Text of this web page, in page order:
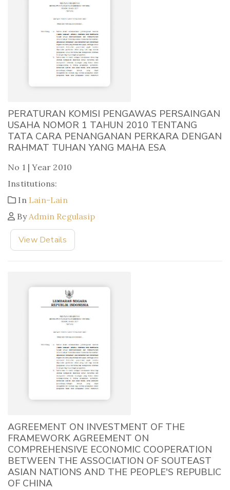
PERATURAN KOMISI PENGAWAS PERSAINGAN
USAHA NOMOR 1 TAHUN 2010 TENTANG
TATA CARA PENANGANAN PERKARA DENGAN
RAHMAT TUHAN YANG MAHA ESA
No 1 | Year 2010
Institutions:
In Lain-Lain
ByAdmin Regulasip
View Details
AGREEMENT ON INVESTMENT OF THE
FRAMEWORK AGREEMENT ON
COMPREHENSIVE ECONOMIC COOPERATION
BETWEEN THE ASSOCIATION OF SOUTEAST
ASIAN NATIONS AND THE PEOPLE'S REPUBLIC
OF CHINA